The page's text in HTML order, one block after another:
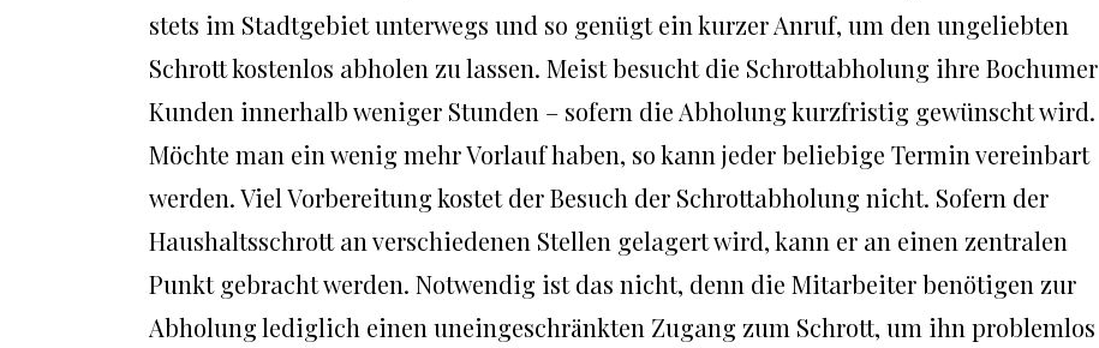
stets im Stadtgebiet unterwegs und so genügt ein kurzer Anruf, um den ungeliebten
Schrott kostenlos abholen zu lassen. Meist besucht die Schrottabholung ihre Bochumer
Kunden innerhalb weniger Stunden – sofern die Abholung kurzfristig gewünscht wird.
Möchte man ein wenig mehr Vorlauf haben, so kann jeder beliebige Termin vereinbart
werden. Viel Vorbereitung kostet der Besuch der Schrottabholung nicht. Sofern der
Haushaltsschrott an verschiedenen Stellen gelagert wird, kann er an einen zentralen
Punkt gebracht werden. Notwendig ist das nicht, denn die Mitarbeiter benötigen zur
Abholung lediglich einen uneingeschränkten Zugang zum Schrott, um ihn problemlos